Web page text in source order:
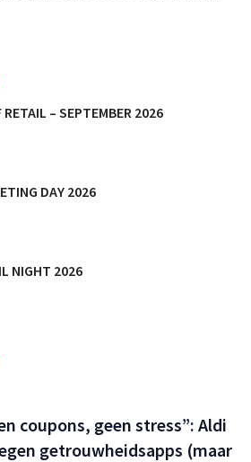
RETAIL – SEPTEMBER 2026
DAY 2026
NIGHT 2026
coupons, geen stress”: Aldi
getrouwheidsapps (maar